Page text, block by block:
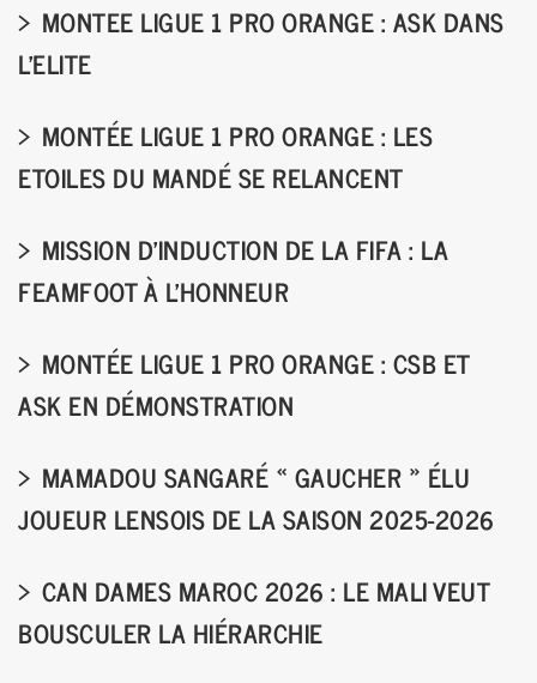
MONTEE LIGUE 1 PRO ORANGE : ASK DANS
L’ELITE
MONTÉE LIGUE 1 PRO ORANGE : LES
ETOILES DU MANDÉ SE RELANCENT
MISSION D’INDUCTION DE LA FIFA : LA
FEAMFOOT À L’HONNEUR
MONTÉE LIGUE 1 PRO ORANGE : CSB ET
ASK EN DÉMONSTRATION
MAMADOU SANGARÉ « GAUCHER » ÉLU
JOUEUR LENSOIS DE LA SAISON 2025-2026
CAN DAMES MAROC 2026 : LE MALI VEUT
BOUSCULER LA HIÉRARCHIE